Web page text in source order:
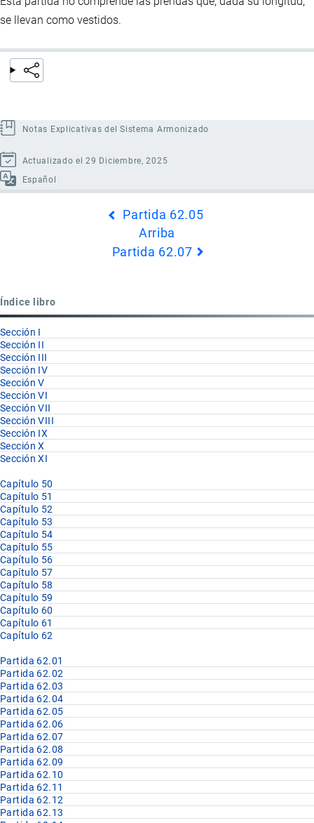
se llevan como vestidos.
Notas Explicativas del Sistema Armonizado
Actualizado el 29 Diciembre, 2025
Español
62.06
Partida 62.05
Arriba
Partida 62.07
Índice libro
Sección I
Sección II
Sección III
Sección IV
Sección V
Sección VI
Sección VII
Sección VIII
Sección IX
Sección X
Sección XI
Capítulo 50
Capítulo 51
Capítulo 52
Capítulo 53
Capítulo 54
Capítulo 55
Capítulo 56
Capítulo 57
Capítulo 58
Capítulo 59
Capítulo 60
Capítulo 61
Capítulo 62
Partida 62.01
Partida 62.02
Partida 62.03
Partida 62.04
Partida 62.05
Partida 62.06
Partida 62.07
Partida 62.08
Partida 62.09
Partida 62.10
Partida 62.11
Partida 62.12
Partida 62.13